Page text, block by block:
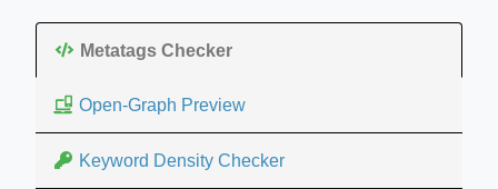
Metatags Checker
Open-Graph Preview
Keyword Density Checker